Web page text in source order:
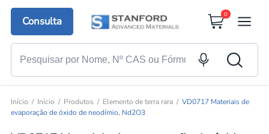
Consulta
0
Início Início Produtos Elemento de terra rara
VD0717 Materiais de
evaporação de óxido de neodímio, Nd2O3